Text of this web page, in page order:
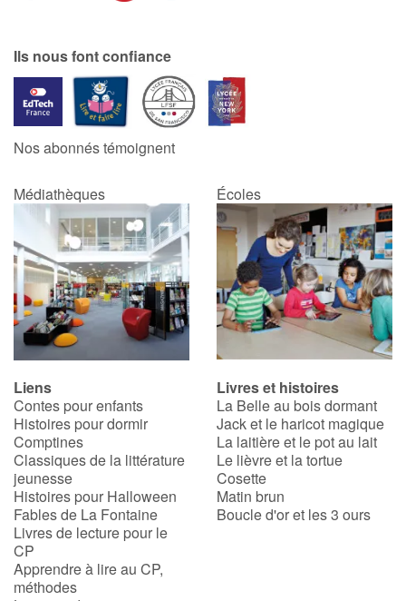
Ils nous font confiance
Nos abonnés témoignent
Médiathèques Écoles
Liens
Contes pour enfants
Histoires pour dormir
Comptines
Classiques de la littérature
jeunesse
Histoires pour Halloween
Fables de La Fontaine
Livres de lecture pour le
CP
Apprendre à lire au CP,
méthodes
Livres et histoires
La Belle au bois dormant
Jack et le haricot magique
La laitière et le pot au lait
Le lièvre et la tortue
Cosette
Matin brun
Boucle d'or et les 3 ours